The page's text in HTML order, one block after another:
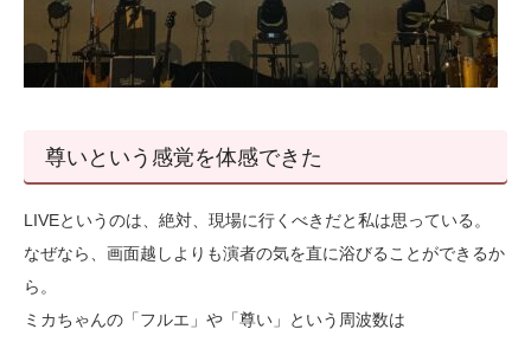
尊いという感覚を体感できた
LIVEというのは、絶対、現場に行くべきだと私は思っている。
なぜなら、画面越しよりも演者の気を直に浴びることができるか
ら。
ミカちゃんの「フルエ」や「尊い」という周波数は